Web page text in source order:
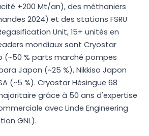
+200 Mt/an), des méthaniers
2024) et des stations FSRU
Unit, 15+ unités en
mondiaux sont Cryostar
(~50 % parts marché pompes
Japon (~25 %), Nikkiso Japon
(~5 %). Cryostar Hésingue 68
grâce à 50 ans d'expertise
avec Linde Engineering
GNL).